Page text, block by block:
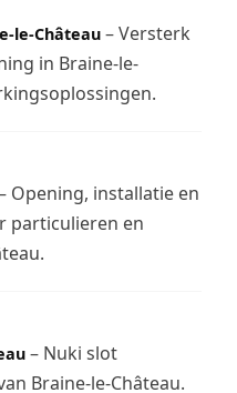
le-Château– Versterk
in Braine-le-
Opening, installatie en
particulieren en
– Nuki slot
Braine-le-Château.